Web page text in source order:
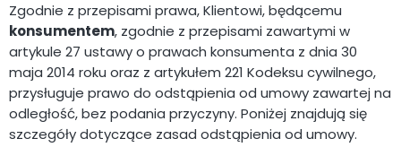
Zgodnie z przepisami prawa, Klientowi, będącemu
konsumentem, zgodnie z przepisami zawartymi w
artykule 27 ustawy o prawach konsumenta z dnia 30
maja 2014 roku oraz z artykułem 221 Kodeksu cywilnego,
przysługuje prawo do odstąpienia od umowy zawartej na
odległość, bez podania przyczyny. Poniżej znajdują się
szczegóły dotyczące zasad odstąpienia od umowy.